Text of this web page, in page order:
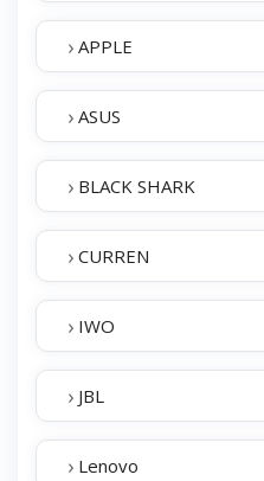
› APPLE
› ASUS
› BLACK SHARK
› CURREN
› IWO
› JBL
› Lenovo